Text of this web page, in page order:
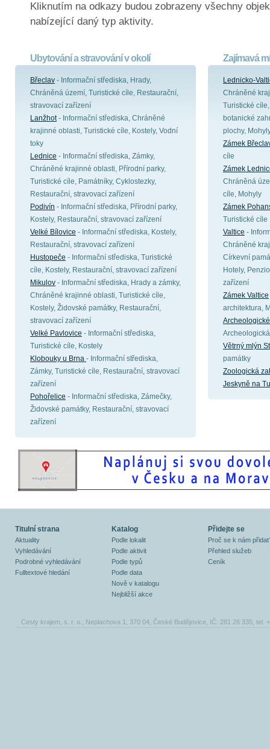
Kliknutím na odkazy budou zobrazeny všechny
nabízející daný typ aktivity.
Ubytování a stravování v okolí
Břeclav - Informační střediska, Hrady,
Chráněná území, Turistické cíle, Restaurační,
stravovací zařízení
Lanžhot- Informační střediska, Chráněné
krajinné oblasti, Turistické cíle, Kostely, Vodní
toky
Lednice - Informační střediska, Zámky,
Chráněné krajinné oblasti, Přírodní parky,
Turistické cíle, Památníky, Cyklostezky,
Restaurační, stravovací zařízení
Podivín - Informační střediska, Přírodní parky,
Kostely, Restaurační, stravovací zařízení
Velké Bílovice - Informační střediska, Kostely,
Restaurační, stravovací zařízení
Hustopeče - Informační střediska, Turistické
cíle, Kostely, Restaurační, stravovací zařízení
Mikulov - Informační střediska, Hrady a zámky,
Chráněné krajinné oblasti, Turistické cíle,
Kostely, Židovské památky, Restaurační,
stravovací zařízení
Velké Pavlovice - Informační střediska,
Turistické cíle, Kostely
Klobouky u Brna - Informační střediska,
Zámky, Turistické cíle, Restaurační, stravovací
zařízení
Pohořelice - Informační střediska, Zámečky,
Židovské památky, Restaurační, stravovací
zařízení
Zajímavá
Lednicko-
Chráněné
Turistické
botanické
plochy,
Zámek
cíle
Zámek
Chráněná
cíle, Mohyly
Zámek
Turistické cíle
Valtice -
Chráněné
Církevní
Hotely,
zařízení
Zámek Valtice
architektura,
Větrný mlýn
památky
Zoologická
Jeskyně na
Titulní strana
Aktuality
Vyhledávání
Podrobné vyhledávání
Fulltextové hledání
Katalog
Podle lokalit
Podle aktivit
Podle typů
Podle data
Nově v katalogu
Nejbližší akce
Přidejte se
Proč se k nám
Přehled služeb
Ceník
Cesty krajem, s. r. o., Neplachova 1, 370 04, České Budějovice, IČ: 281 26 335, tel.